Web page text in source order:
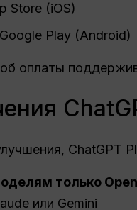
Store (iOS)
Play (Android)
оплаты
ChatGPT
только
или Gemini